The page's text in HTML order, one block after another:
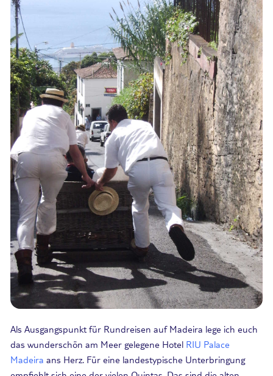
Als Ausgangspunkt für Rundreisen auf Madeira lege ich euch
das wunderschön am Meer gelegene Hotel RIU Palace
Madeira ans Herz. Für eine landestypische Unterbringung